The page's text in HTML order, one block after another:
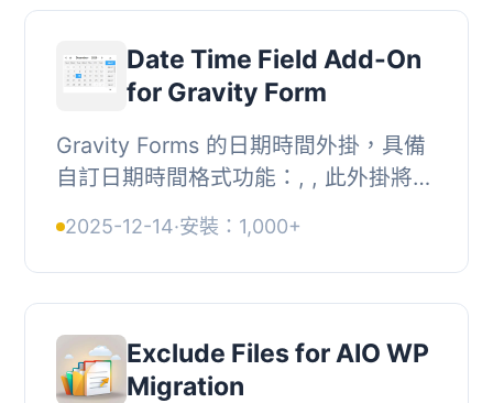
Date Time Field Add-On
for Gravity Form
Gravity Forms 的日期時間外掛，具備
自訂日期時間格式功能：, , 此外掛將在
類型。, 只需將「日期時間」欄位拖曳
至表單中...
2025-12-14·安裝：1,000+
Exclude Files for AIO WP
Migration